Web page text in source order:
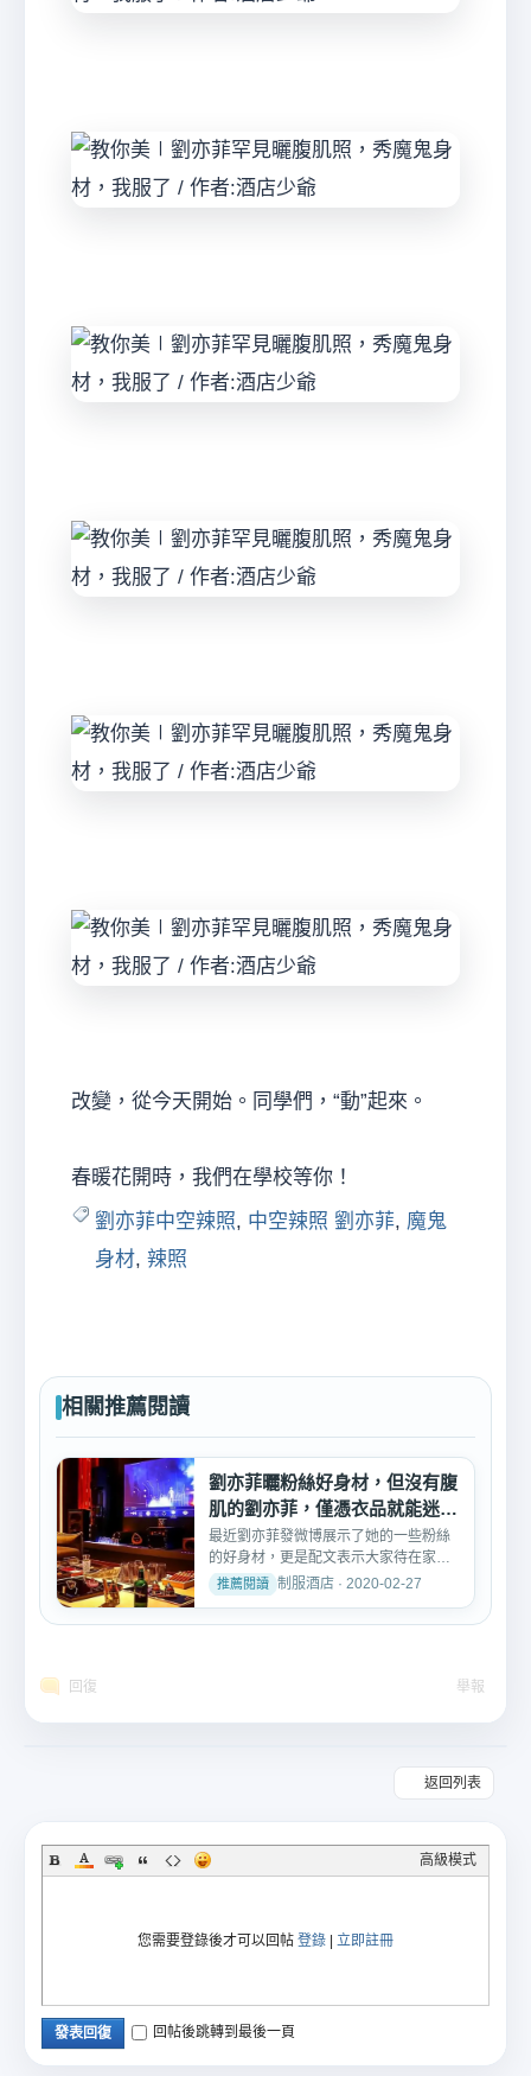
改變，從今天開始。同學們，“動”起來。
春暖花開時，我們在學校等你！
劉亦菲中空辣照, 中空辣照 劉亦菲, 魔鬼
身材, 辣照
相關推薦閱讀
劉亦菲曬粉絲好身材，但沒有腹
肌的劉亦菲，僅憑衣品就能迷倒
眾人
最近劉亦菲發微博展示了她的一些粉絲
的好身材，更是配文表示大家待在家里
也一定要注意鍛煉，...制服酒店 · 2020-02-27
回復 舉報
返回列表
高級模式
您需要登錄後才可以回帖 登錄 立即註冊
發表回復 回帖後跳轉到最後一頁